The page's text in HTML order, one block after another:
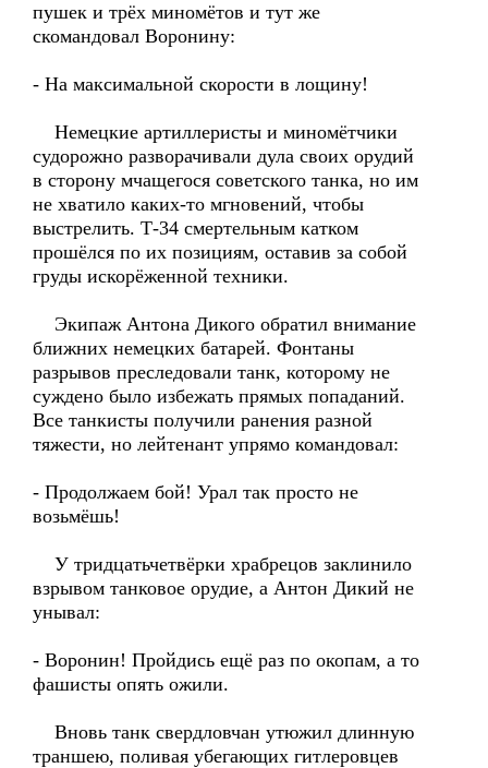
пушек и трёх миномётов и тут же
скомандовал Воронину:
- На максимальной скорости в лощину!
Немецкие артиллеристы и миномётчики
судорожно разворачивали дула своих орудий
в сторону мчащегося советского танка, но им
не хватило каких-то мгновений, чтобы
выстрелить. Т-34 смертельным катком
прошёлся по их позициям, оставив за собой
груды искорёженной техники.
Экипаж Антона Дикого обратил внимание
ближних немецких батарей. Фонтаны
разрывов преследовали танк, которому не
суждено было избежать прямых попаданий.
Все танкисты получили ранения разной
тяжести, но лейтенант упрямо командовал:
- Продолжаем бой! Урал так просто не
возьмёшь!
У тридцатьчетвёрки храбрецов заклинило
взрывом танковое орудие, а Антон Дикий не
унывал:
- Воронин! Пройдись ещё раз по окопам, а то
фашисты опять ожили.
Вновь танк свердловчан утюжил длинную
траншею, поливая убегающих гитлеровцев